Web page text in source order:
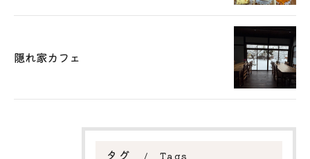
隠れ家カフェ
タグ Tags